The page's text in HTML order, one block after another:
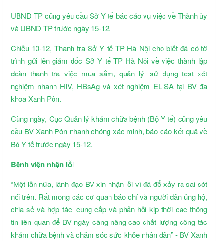
UBND TP cũng yêu cầu Sở Y tế báo cáo vụ việc về Thành ủy
và UBND TP trước ngày 15-12.
Chiều 10-12, Thanh tra Sở Y tế TP Hà Nội cho biết đã có tờ
trình gửi lên giám đốc Sở Y tế TP Hà Nội về việc thành lập
đoàn thanh tra việc mua sắm, quản lý, sử dụng test xét
nghiệm nhanh HIV, HBsAg và xét nghiệm ELISA tại BV đa
khoa Xanh Pôn.
Cùng ngày, Cục Quản lý khám chữa bệnh (Bộ Y tế) cũng yêu
cầu BV Xanh Pôn nhanh chóng xác minh, báo cáo kết quả về
Bộ Y tế trước ngày 15-12.
Bệnh viện nhận lỗi
“Một lần nữa, lãnh đạo BV xin nhận lỗi vì đã để xảy ra sai sót
nói trên. Rất mong các cơ quan báo chí và người dân ủng hộ,
chia sẻ và hợp tác, cung cấp và phản hồi kịp thời các thông
tin liên quan để BV ngày càng nâng cao chất lượng công tác
khám chữa bệnh và chăm sóc sức khỏe nhân dân” - BV Xanh